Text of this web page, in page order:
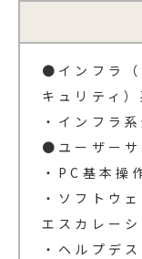
●インフラ（
キュリティ）
・インフラ
●ユーザーサ
・PC基本操
・ソフトウ
エスカレーシ
・ヘルプデ